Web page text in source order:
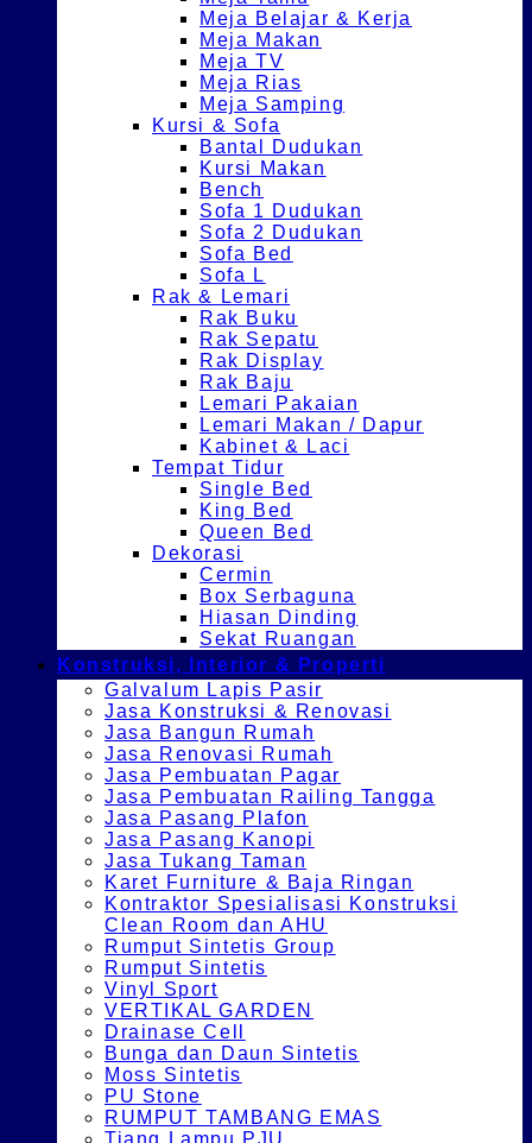
Meja Belajar & Kerja
Meja Makan
Meja TV
Meja Rias
Meja Samping
Kursi & Sofa
Bantal Dudukan
Kursi Makan
Bench
Sofa 1 Dudukan
Sofa 2 Dudukan
Sofa Bed
Sofa L
Rak & Lemari
Rak Buku
Rak Sepatu
Rak Display
Rak Baju
Lemari Pakaian
Lemari Makan / Dapur
Kabinet & Laci
Tempat Tidur
Single Bed
King Bed
Queen Bed
Dekorasi
Cermin
Box Serbaguna
Hiasan Dinding
Sekat Ruangan
Konstruksi, Interior & Properti
Galvalum Lapis Pasir
Jasa Konstruksi & Renovasi
Jasa Bangun Rumah
Jasa Renovasi Rumah
Jasa Pembuatan Pagar
Jasa Pembuatan Railing Tangga
Jasa Pasang Plafon
Jasa Pasang Kanopi
Jasa Tukang Taman
Karet Furniture & Baja Ringan
Kontraktor Spesialisasi Konstruksi
Clean Room dan AHU
Rumput Sintetis Group
Rumput Sintetis
Vinyl Sport
VERTIKAL GARDEN
Drainase Cell
Bunga dan Daun Sintetis
Moss Sintetis
PU Stone
RUMPUT TAMBANG EMAS
Tiang Lampu PJU